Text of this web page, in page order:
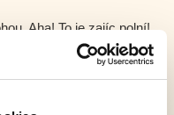
Aha! To je zajíc polní!